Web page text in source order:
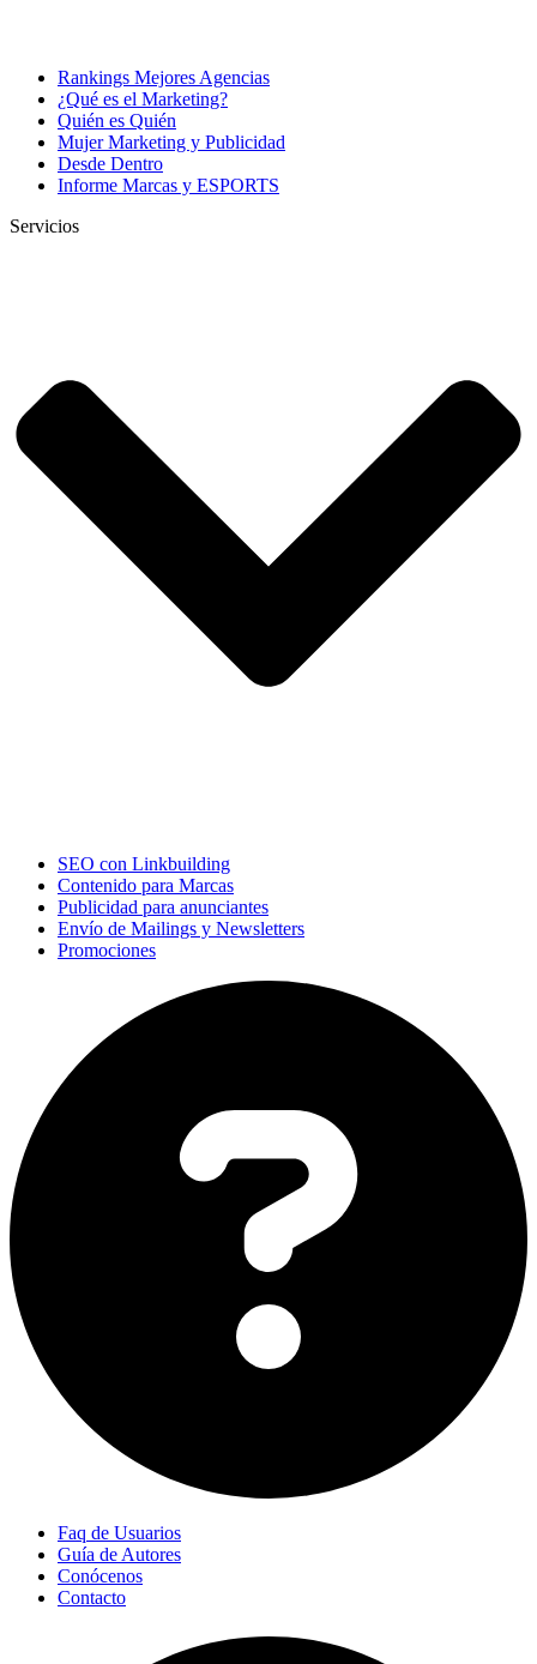
Rankings Mejores Agencias
¿Qué es el Marketing?
Quién es Quién
Mujer Marketing y Publicidad
Desde Dentro
Informe Marcas y ESPORTS
Servicios
SEO con Linkbuilding
Contenido para Marcas
Publicidad para anunciantes
Envío de Mailings y Newsletters
Promociones
Faq de Usuarios
Guía de Autores
Conócenos
Contacto